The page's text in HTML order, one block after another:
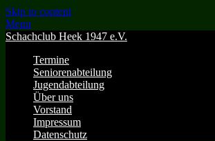
Skip to content
Menu
Schachclub Heek 1947 e.V.
Termine
Seniorenabteilung
Jugendabteilung
Über uns
Vorstand
Impressum
Datenschutz